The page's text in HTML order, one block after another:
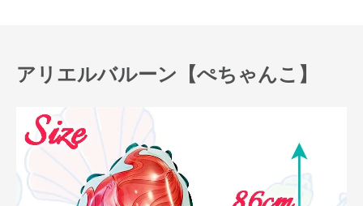
アリエルバルーン【ぺちゃんこ】